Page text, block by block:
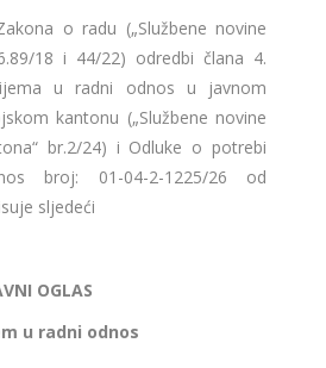
o radu („Službene novine
18 i 44/22) odredbi člana 4.
u radni odnos u javnom
kantonu („Službene novine
br.2/24) i Odluke o potrebi
broj: 01-04-2-1225/26 od
sljedeći
OGLAS
u radni odnos